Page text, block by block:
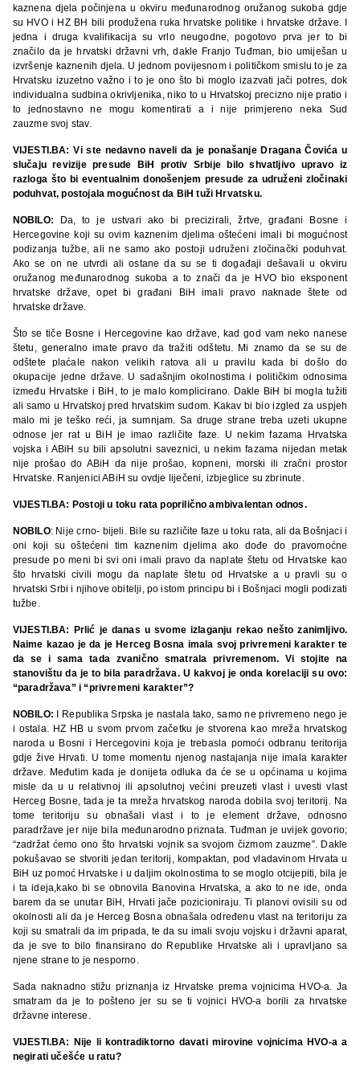
kaznena djela počinjena u okviru međunarodnog oružanog sukoba gdje
su HVO i HZ BH bili produžena ruka hrvatske politike i hrvatske države. I
jedna i druga kvalifikacija su vrlo neugodne, pogotovo prva jer to bi
značilo da je hrvatski državni vrh, dakle Franjo Tuđman, bio umiješan u
izvršenje kaznenih djela. U jednom povijesnom i političkom smislu to je za
Hrvatsku izuzetno važno i to je ono što bi moglo izazvati jači potres, dok
individualna sudbina okrivljenika, niko to u Hrvatskoj precizno nije pratio i
to jednostavno ne mogu komentirati a i nije primjereno neka Sud
zauzme svoj stav.
VIJESTI.BA: Vi ste nedavno naveli da je ponašanje Dragana Čovića u
slučaju revizije presude BiH protiv Srbije bilo shvatljivo upravo iz
razloga što bi eventualnim donošenjem presude za udruženi zločinaki
poduhvat, postojala mogućnost da BiH tuži Hrvatsku.
NOBILO: Da, to je ustvari ako bi precizirali, žrtve, građani Bosne i
Hercegovine koji su ovim kaznenim djelima oštećeni imali bi mogućnost
podizanja tužbe, ali ne samo ako postoji udruženi zločinački poduhvat.
Ako se on ne utvrdi ali ostane da su se ti događaji dešavali u okviru
oružanog međunarodnog sukoba a to znači da je HVO bio eksponent
hrvatske države, opet bi građani BiH imali pravo naknade štete od
hrvatske države.
Što se tiče Bosne i Hercegovine kao države, kad god vam neko nanese
štetu, generalno imate pravo da tražiti odštetu. Mi znamo da se su de
odštete plaćale nakon velikih ratova ali u pravilu kada bi došlo do
okupacije jedne države. U sadašnjim okolnostima i političkim odnosima
između Hrvatske i BiH, to je malo komplicirano. Dakle BiH bi mogla tužiti
ali samo u Hrvatskoj pred hrvatskim sudom. Kakav bi bio izgled za uspjeh
malo mi je teško reći, ja sumnjam. Sa druge strane treba uzeti ukupne
odnose jer rat u BiH je imao različite faze. U nekim fazama Hrvatska
vojska i ABiH su bili apsolutni saveznici, u nekim fazama nijedan metak
nije prošao do ABiH da nije prošao, kopneni, morski ili zračni prostor
Hrvatske. Ranjenici ABiH su ovdje liječeni, izbjeglice su zbrinute.
VIJESTI.BA: Postoji u toku rata poprilično ambivalentan odnos.
NOBILO: Nije crno- bijeli. Bile su različite faze u toku rata, ali da Bošnjaci i
oni koji su oštećeni tim kaznenim djelima ako dođe do pravomoćne
presude po meni bi svi oni imali pravo da naplate štetu od Hrvatske kao
što hrvatski civili mogu da naplate štetu od Hrvatske a u pravli su o
hrvatski Srbi i njihove obitelji, po istom principu bi i Bošnjaci mogli podizati
tužbe.
VIJESTI.BA: Prlić je danas u svome izlaganju rekao nešto zanimljivo.
Naime kazao je da je Herceg Bosna imala svoj privremeni karakter te
da se i sama tada zvanično smatrala privremenom. Vi stojite na
stanovištu da je to bila paradržava. U kakvoj je onda korelaciji su ovo:
“paradržava” i “privremeni karakter”?
NOBILO: I Republika Srpska je nastala tako, samo ne privremeno nego je
i ostala. HZ HB u svom prvom začetku je stvorena kao mreža hrvatskog
naroda u Bosni i Hercegovini koja je trebasla pomoći odbranu teritorija
gdje žive Hrvati. U tome momentu njenog nastajanja nije imala karakter
države. Međutim kada je donijeta odluka da će se u općinama u kojima
misle da u u relativnoj ili apsolutnoj većini preuzeti vlast i uvesti vlast
Herceg Bosne, tada je ta mreža hrvatskog naroda dobila svoj teritorij. Na
tome teritoriju su obnašali vlast i to je element države, odnosno
paradržave jer nije bila međunarodno priznata. Tuđman je uvijek govorio;
“zadržat ćemo ono što hrvatski vojnik sa svojom čizmom zauzme”. Dakle
pokušavao se stvoriti jedan teritorij, kompaktan, pod vladavinom Hrvata u
BiH uz pomoć Hrvatske i u daljim okolnostima to se moglo otcijepiti, bila je
i ta ideja,kako bi se obnovila Banovina Hrvatska, a ako to ne ide, onda
barem da se unutar BiH, Hrvati jače pozicioniraju. Ti planovi ovisili su od
okolnosti ali da je Herceg Bosna obnašala određenu vlast na teritoriju za
koji su smatrali da im pripada, te da su imali svoju vojsku i državni aparat,
da je sve to bilo finansirano do Republike Hrvatske ali i upravljano sa
njene strane to je nesporno.
Sada naknadno stižu priznanja iz Hrvatske prema vojnicima HVO-a. Ja
smatram da je to pošteno jer su se ti vojnici HVO-a borili za hrvatske
državne interese.
VIJESTI.BA: Nije li kontradiktorno davati mirovine vojnicima HVO-a a
negirati učešće u ratu?